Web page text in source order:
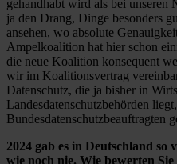
gehandhabt wird als bei unseren
ja den Drang, Dinge besonders
ansehen, wo absolute
Ampelkoalition hat hier schon
die neue Koalition konsequent
wir im Koalitionsvertrag
Datenschutz, die ja bisher in
Landesdatenschutzbehörden
Bundesdatenschutzbeauftragten
2024 gab es in Deutschland so
wie noch nie. Wie bewerten Sie